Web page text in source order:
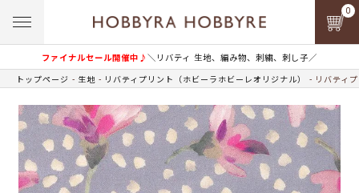
ファイナルセール開催中♪＼リバティ 生地、編み物、刺繍、刺し子／
0
トップページ 生地 リバティプリント（ホビーラホビーレオリジナル） リバティ